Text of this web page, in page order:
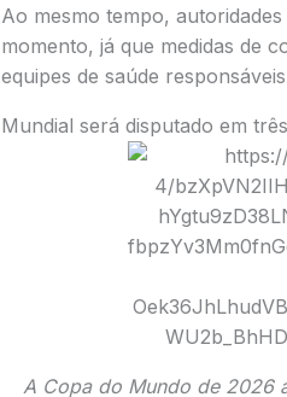
Ao mesmo tempo,
momento, já que medidas de
equipes de saúde
Mundial será disputado em
A Copa do Mundo de 2026